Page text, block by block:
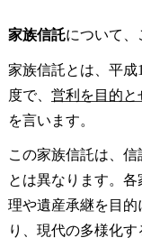
家族信託について、
家族信託とは、平成
度で、 営利を目的と
を言います。
この家族信託は、
とは異なります。
理や遺産承継を目
り、現代の多様化